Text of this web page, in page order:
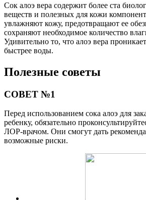
Сок алоэ вера содержит более ста
веществ и полезных для кожи
увлажняют кожу, предотвращают ее
сохраняют необходимое количество
Удивительно то, что алоэ вера
быстрее воды.
Полезные советы
СОВЕТ №1
Перед использованием сока алоэ для
ребенку, обязательно
ЛОР-врачом. Они смогут дать
возможные риски.